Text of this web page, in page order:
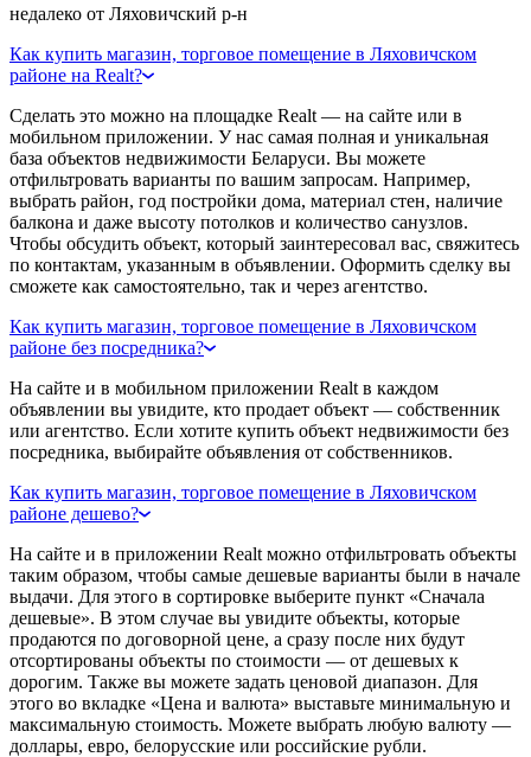
недалеко от Ляховичский р-н
Как купить магазин, торговое помещение в Ляховичском
районе на Realt?
Сделать это можно на площадке Realt — на сайте или в
мобильном приложении. У нас самая полная и уникальная
база объектов недвижимости Беларуси. Вы можете
отфильтровать варианты по вашим запросам. Например,
выбрать район, год постройки дома, материал стен, наличие
балкона и даже высоту потолков и количество санузлов.
Чтобы обсудить объект, который заинтересовал вас, свяжитесь
по контактам, указанным в объявлении. Оформить сделку вы
сможете как самостоятельно, так и через агентство.
Как купить магазин, торговое помещение в Ляховичском
районе без посредника?
На сайте и в мобильном приложении Realt в каждом
объявлении вы увидите, кто продает объект — собственник
или агентство. Если хотите купить объект недвижимости без
посредника, выбирайте объявления от собственников.
Как купить магазин, торговое помещение в Ляховичском
районе дешево?
На сайте и в приложении Realt можно отфильтровать объекты
таким образом, чтобы самые дешевые варианты были в начале
выдачи. Для этого в сортировке выберите пункт «Сначала
дешевые». В этом случае вы увидите объекты, которые
продаются по договорной цене, а сразу после них будут
отсортированы объекты по стоимости — от дешевых к
дорогим. Также вы можете задать ценовой диапазон. Для
этого во вкладке «Цена и валюта» выставьте минимальную и
максимальную стоимость. Можете выбрать любую валюту —
доллары, евро, белорусские или российские рубли.